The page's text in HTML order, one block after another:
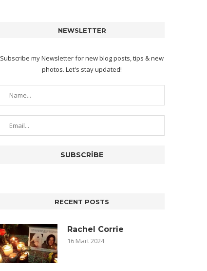
NEWSLETTER
Subscribe my Newsletter for new blog posts, tips & new
photos. Let's stay updated!
RECENT POSTS
Rachel Corrie
16 Mart 2024